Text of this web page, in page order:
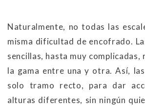
Naturalmente, no todas las
misma dificultad de encofrado.
sencillas, hasta muy
la gama entre una y otra. Así,
solo tramo recto, para dar
alturas diferentes, sin ningún